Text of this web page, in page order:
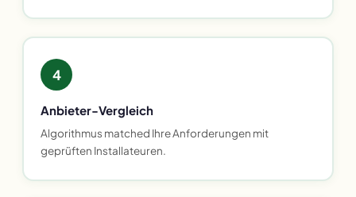
4
Anbieter-Vergleich
Algorithmus matched Ihre Anforderungen mit
geprüften Installateuren.